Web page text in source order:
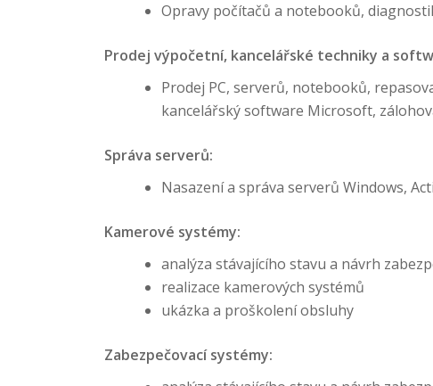
Opravy počítačů a notebooků,
Prodej výpočetní, kancelářské techniky a
Prodej PC, serverů, notebooků,
kancelářský software Microsoft,
Správa serverů:
Nasazení a správa serverů Windows,
Kamerové systémy:
analýza stávajícího stavu a návrh
realizace kamerových systémů
ukázka a proškolení obsluhy
Zabezpečovací systémy: